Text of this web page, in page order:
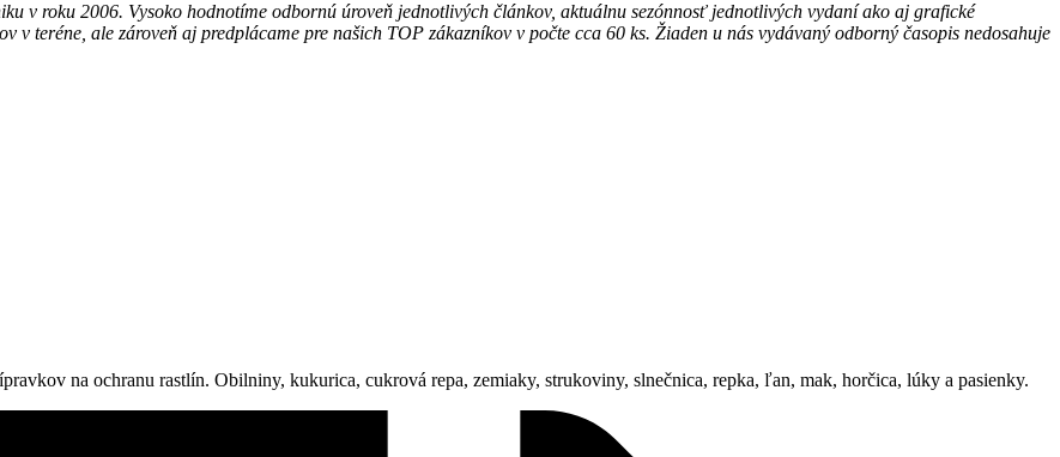
v roku 2006. Vysoko hodnotíme odbornú úroveň jednotlivých článkov, aktuálnu sezónnosť jednotlivých vydaní ako aj grafické
v teréne, ale zároveň aj predplácame pre našich TOP zákazníkov v počte cca 60 ks. Žiaden u nás vydávaný odborný časopis nedosahuje
na ochranu rastlín. Obilniny, kukurica, cukrová repa, zemiaky, strukoviny, slnečnica, repka, ľan, mak, horčica, lúky a pasienky.